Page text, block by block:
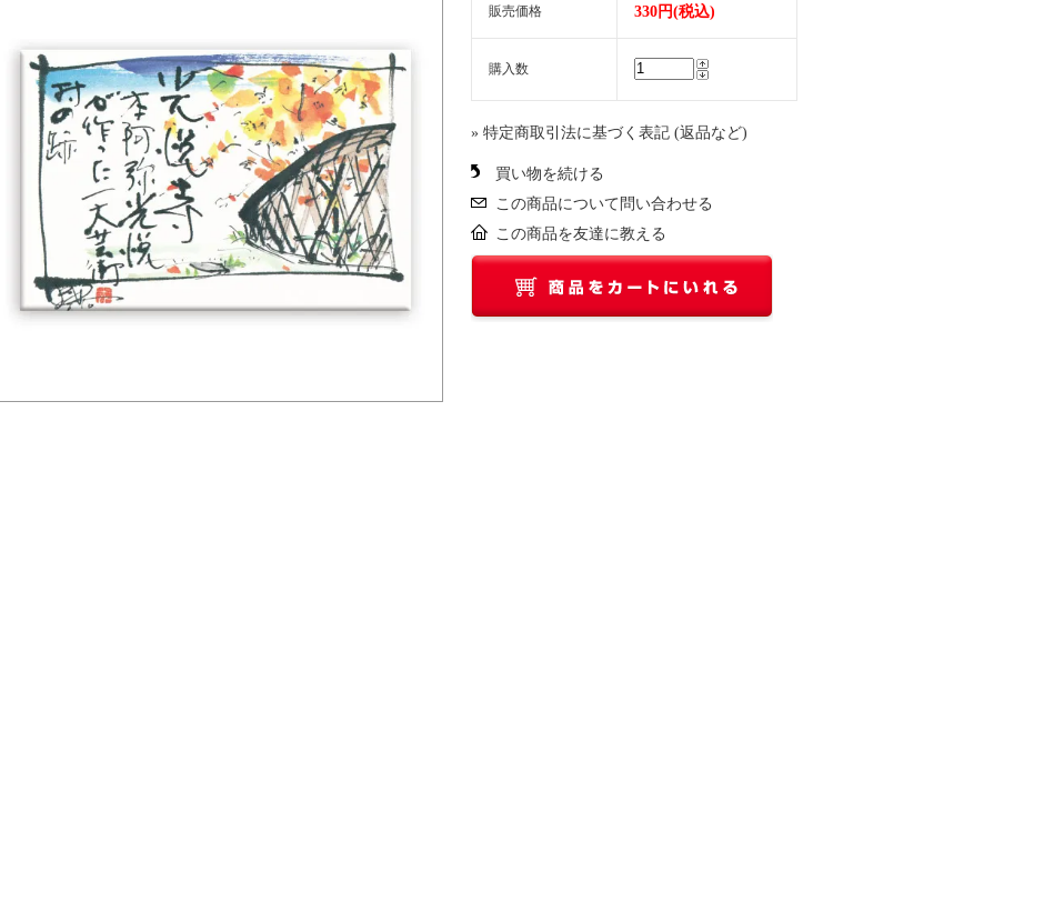
販売価格 330円(税込)
購入数
» 特定商取引法に基づく表記 (返品など)
買い物を続ける
この商品について問い合わせる
この商品を友達に教える